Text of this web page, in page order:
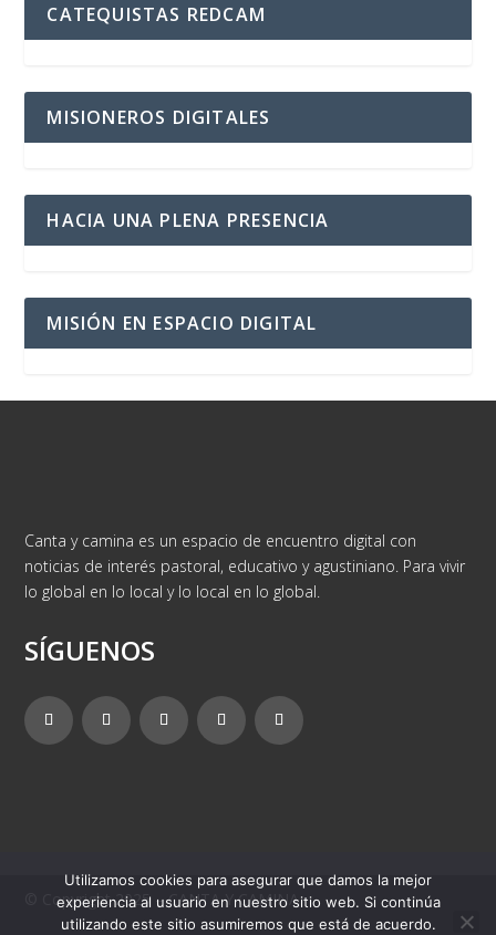
CATEQUISTAS REDCAM
MISIONEROS DIGITALES
HACIA UNA PLENA PRESENCIA
MISIÓN EN ESPACIO DIGITAL
Canta y camina es un espacio de encuentro digital con
noticias de interés pastoral, educativo y agustiniano. Para vivir
lo global en lo local y lo local en lo global.
SÍGUENOS
© Copyright 2025 – CANTA Y CAMINA
Utilizamos cookies para asegurar que damos la mejor
experiencia al usuario en nuestro sitio web. Si continúa
utilizando este sitio asumiremos que está de acuerdo.